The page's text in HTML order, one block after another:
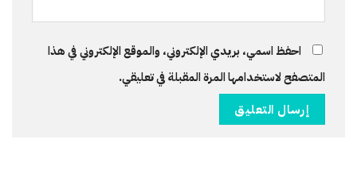
احفظ اسمي، بريدي الإلكتروني، والموقع الإلكتروني في هذا
المتصفح لاستخدامها المرة المقبلة في تعليقي.